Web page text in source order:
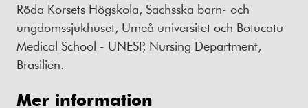
Röda Korsets Högskola, Sachsska barn- och
ungdomssjukhuset, Umeå universitet och Botucatu
Medical School - UNESP, Nursing Department,
Brasilien.
Mer information